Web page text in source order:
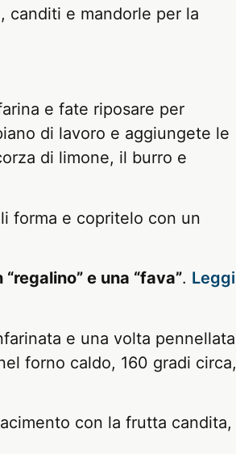
canditi e mandorle per la
e fate riposare per
di lavoro e aggiungete le
di limone, il burro e
forma e copritelo con un
e una “fava”. Leggi
e una volta pennellata
forno caldo, 160 gradi circa,
con la frutta candita,